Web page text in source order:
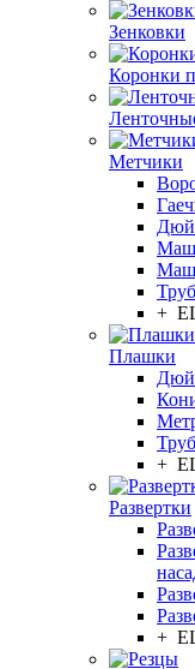
Зенковки
Коронки
Метчики
+
Плашки
+
Развертки
+